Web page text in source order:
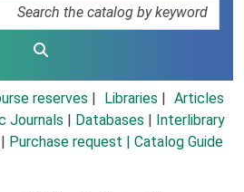
reserves Libraries
Articles
Journals Databases
Interlibrary
Purchase request | Catalog Guide